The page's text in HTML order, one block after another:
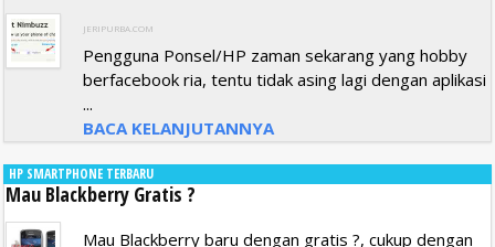
JERIPURBA.COM
Pengguna Ponsel/HP zaman sekarang yang hobby
berfacebook ria, tentu tidak asing lagi dengan aplikasi
...
BACA KELANJUTANNYA
HP SMARTPHONE TERBARU
Mau Blackberry Gratis ?
Mau Blackberry baru dengan gratis ?, cukup dengan